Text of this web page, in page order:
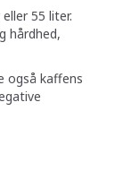
55 liter.
hårdhed,
også kaffens